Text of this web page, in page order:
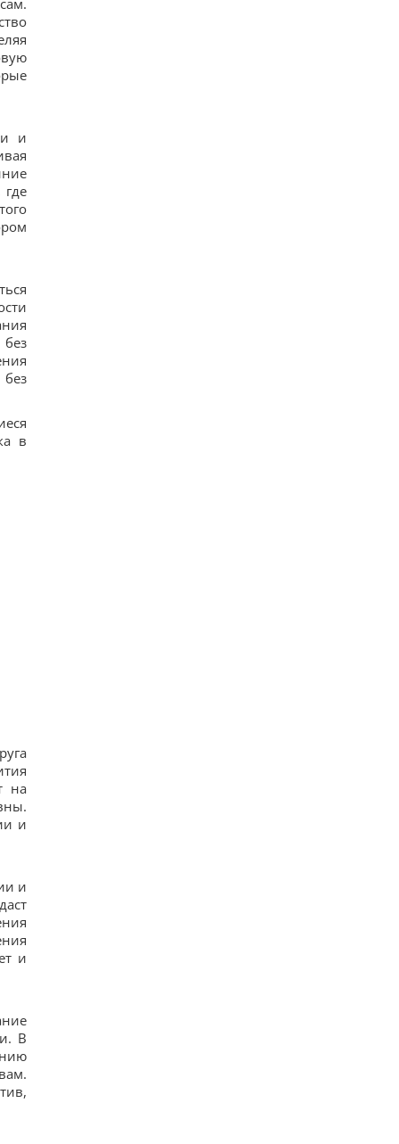
и
в
на
и
и
и
В